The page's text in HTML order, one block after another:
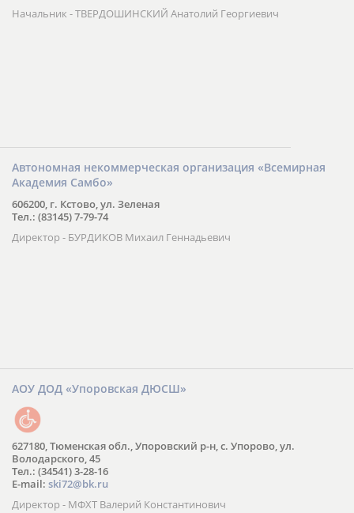
Начальник - ТВЕРДОШИНСКИЙ Анатолий Георгиевич
Автономная некоммерческая организация «Всемирная
Академия Самбо»
606200, г. Кстово, ул. Зеленая
Тел.: (83145) 7-79-74
Директор - БУРДИКОВ Михаил Геннадьевич
АОУ ДОД «Упоровская ДЮСШ»
627180, Тюменская обл., Упоровский р-н, с. Упорово, ул.
Володарского, 45
Тел.: (34541) 3-28-16
E-mail: ski72@bk.ru
Директор - МФХТ Валерий Константинович